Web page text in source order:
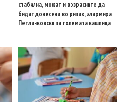
стабилна, можат и возрасните да
бидат донесени во ризик, алармира
Петличковски за големата кашлица